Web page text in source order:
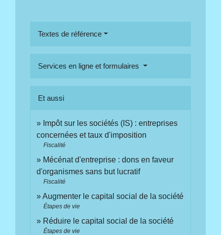
Textes de référence
Services en ligne et formulaires
Et aussi
Impôt sur les sociétés (IS) : entreprises
concernées et taux d'imposition
Fiscalité
Mécénat d'entreprise : dons en faveur
d'organismes sans but lucratif
Fiscalité
Augmenter le capital social de la société
Étapes de vie
Réduire le capital social de la société
Étapes de vie